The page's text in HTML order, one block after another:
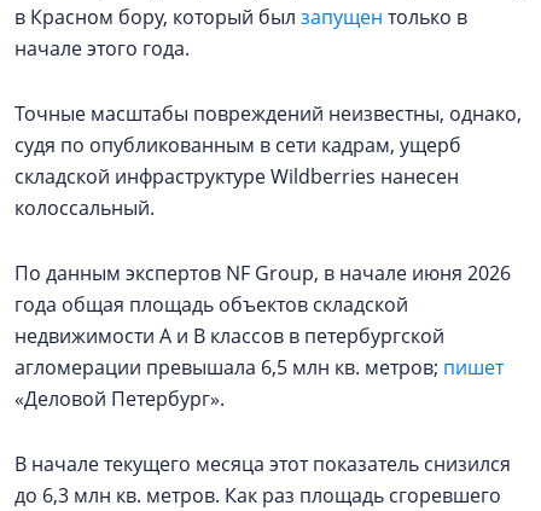
в Красном бору, который был запущен только в
начале этого года.
Точные масштабы повреждений неизвестны, однако,
судя по опубликованным в сети кадрам, ущерб
складской инфраструктуре Wildberries нанесен
колоссальный.
По данным экспертов NF Group, в начале июня 2026
года общая площадь объектов складской
недвижимости А и В классов в петербургской
агломерации превышала 6,5 млн кв. метров; пишет
«Деловой Петербург».
В начале текущего месяца этот показатель снизился
до 6,3 млн кв. метров. Как раз площадь сгоревшего